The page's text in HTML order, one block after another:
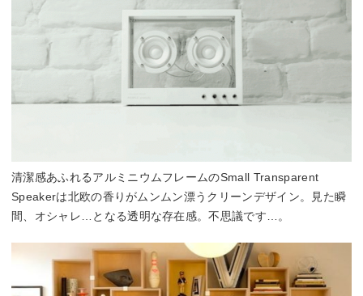
清潔感あふれるアルミニウムフレームのSmall Transparent
Speakerは北欧の香りがムンムン漂うクリーンデザイン。見た瞬
間、オシャレ…となる透明な存在感。不思議です…。